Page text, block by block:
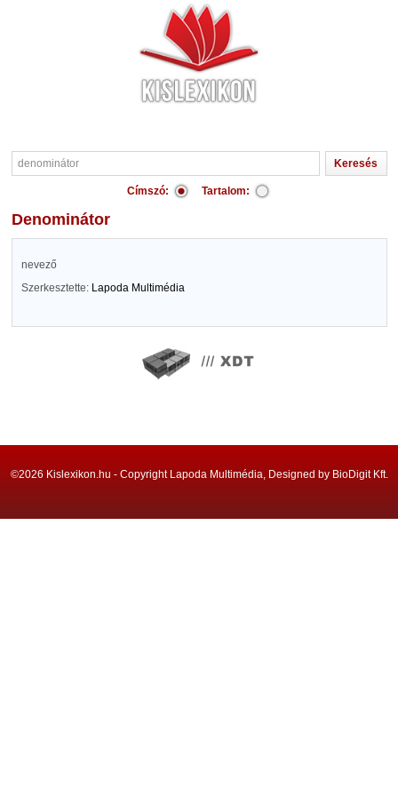
Címszó: Tartalom:
denominátor
nevező
Szerkesztette: Lapoda Multimédia
©2026 Kislexikon.hu - Copyright Lapoda Multimédia, Designed by BioDigit Kft.